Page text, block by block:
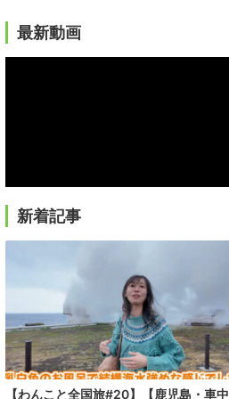
最新動画
新着記事
【わんこと全国旅#20】【鹿児島・車中